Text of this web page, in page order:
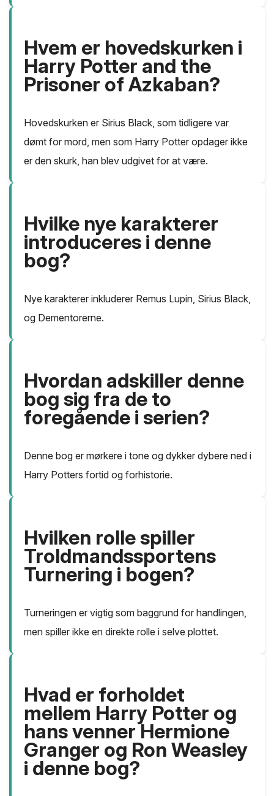
Hvem er hovedskurken i
Harry Potter and the
Prisoner of Azkaban?
Hovedskurken er Sirius Black, som tidligere var
dømt for mord, men som Harry Potter opdager ikke
er den skurk, han blev udgivet for at være.
Hvilke nye karakterer
introduceres i denne
bog?
Nye karakterer inkluderer Remus Lupin, Sirius Black,
og Dementorerne.
Hvordan adskiller denne
bog sig fra de to
foregående i serien?
Denne bog er mørkere i tone og dykker dybere ned i
Harry Potters fortid og forhistorie.
Hvilken rolle spiller
Troldmandssportens
Turnering i bogen?
Turneringen er vigtig som baggrund for handlingen,
men spiller ikke en direkte rolle i selve plottet.
Hvad er forholdet
mellem Harry Potter og
hans venner Hermione
Granger og Ron Weasley
i denne bog?